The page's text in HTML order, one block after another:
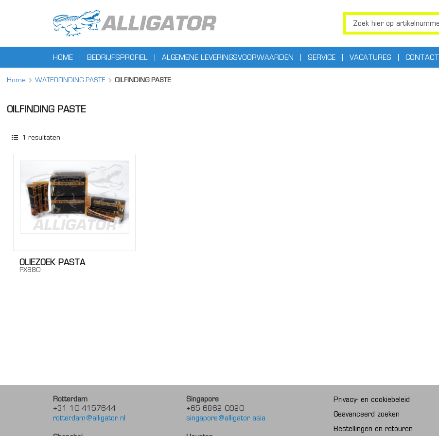
HOME BEDRIJFSPROFIEL ALGEMENE LEVERINGSVOORWAARDEN SERVICE VACATURES CONTACT
Home WATERFINDING PASTE OILFINDING PASTE
OILFINDING PASTE
1 resultaten
OLIEZOEK PASTA
PX880
Rotterdam
+31 10 4157644
rotterdam@alligator.nl
Singapore
+65 6862 0920
singapore@alligator.asia
Privacy- en cookiebeleid
Geavanceerd zoeken
Bestellingen en retouren